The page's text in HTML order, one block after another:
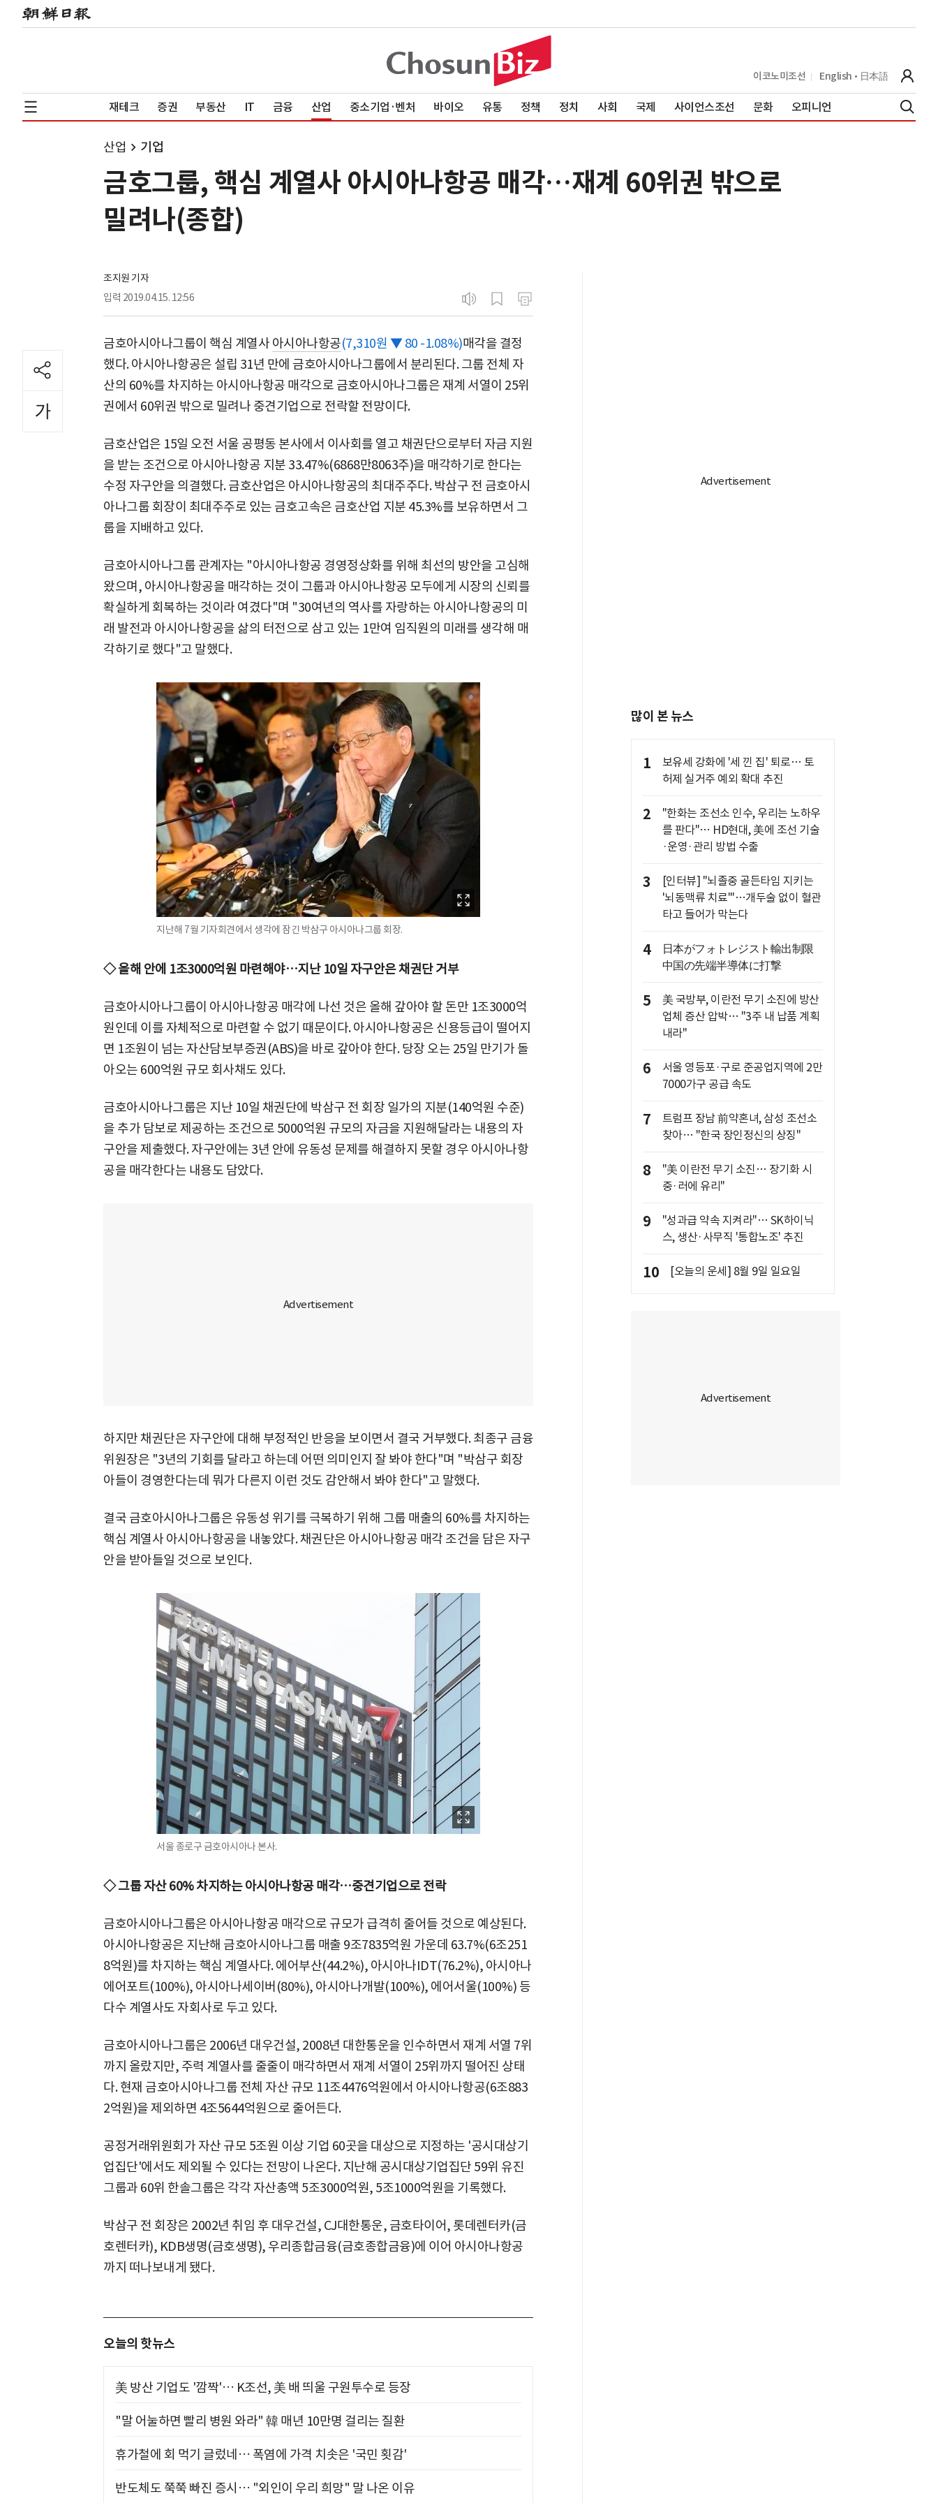
이코노미조선 English 日本語
재테크 증권 부동산 IT 금융 산업 중소기업·벤처 바이오 유통 정책 정치 사회 국제 사이언스조선 문화 오피니언
산업 기업
금호그룹, 핵심 계열사 아시아나항공 매각…재계 60위권 밖으로
밀려나(종합)
조지원 기자
입력 2019.04.15. 12:56
금호아시아나그룹이 핵심 계열사 아시아나항공(7,310원 ▼ 80 -1.08%)매각을 결정
했다. 아시아나항공은 설립 31년 만에 금호아시아나그룹에서 분리된다. 그룹 전체 자
산의 60%를 차지하는 아시아나항공 매각으로 금호아시아나그룹은 재계 서열이 25위
권에서 60위권 밖으로 밀려나 중견기업으로 전락할 전망이다.
금호산업은 15일 오전 서울 공평동 본사에서 이사회를 열고 채권단으로부터 자금 지원
을 받는 조건으로 아시아나항공 지분 33.47%(6868만8063주)을 매각하기로 한다는
수정 자구안을 의결했다. 금호산업은 아시아나항공의 최대주주다. 박삼구 전 금호아시
아나그룹 회장이 최대주주로 있는 금호고속은 금호산업 지분 45.3%를 보유하면서 그
룹을 지배하고 있다.
금호아시아나그룹 관계자는 "아시아나항공 경영정상화를 위해 최선의 방안을 고심해
왔으며, 아시아나항공을 매각하는 것이 그룹과 아시아나항공 모두에게 시장의 신뢰를
확실하게 회복하는 것이라 여겼다"며 "30여년의 역사를 자랑하는 아시아나항공의 미
래 발전과 아시아나항공을 삶의 터전으로 삼고 있는 1만여 임직원의 미래를 생각해 매
각하기로 했다"고 말했다.
지난해 7월 기자회견에서 생각에 잠긴 박삼구 아시아나그룹 회장.
◇ 올해 안에 1조3000억원 마련해야…지난 10일 자구안은 채권단 거부
금호아시아나그룹이 아시아나항공 매각에 나선 것은 올해 갚아야 할 돈만 1조3000억
원인데 이를 자체적으로 마련할 수 없기 때문이다. 아시아나항공은 신용등급이 떨어지
면 1조원이 넘는 자산담보부증권(ABS)을 바로 갚아야 한다. 당장 오는 25일 만기가 돌
아오는 600억원 규모 회사채도 있다.
금호아시아나그룹은 지난 10일 채권단에 박삼구 전 회장 일가의 지분(140억원 수준)
을 추가 담보로 제공하는 조건으로 5000억원 규모의 자금을 지원해달라는 내용의 자
구안을 제출했다. 자구안에는 3년 안에 유동성 문제를 해결하지 못할 경우 아시아나항
공을 매각한다는 내용도 담았다.
하지만 채권단은 자구안에 대해 부정적인 반응을 보이면서 결국 거부했다. 최종구 금융
위원장은 "3년의 기회를 달라고 하는데 어떤 의미인지 잘 봐야 한다"며 "박삼구 회장
아들이 경영한다는데 뭐가 다른지 이런 것도 감안해서 봐야 한다"고 말했다.
결국 금호아시아나그룹은 유동성 위기를 극복하기 위해 그룹 매출의 60%를 차지하는
핵심 계열사 아시아나항공을 내놓았다. 채권단은 아시아나항공 매각 조건을 담은 자구
안을 받아들일 것으로 보인다.
서울 종로구 금호아시아나 본사.
◇ 그룹 자산 60% 차지하는 아시아나항공 매각…중견기업으로 전락
금호아시아나그룹은 아시아나항공 매각으로 규모가 급격히 줄어들 것으로 예상된다.
아시아나항공은 지난해 금호아시아나그룹 매출 9조7835억원 가운데 63.7%(6조251
8억원)를 차지하는 핵심 계열사다. 에어부산(44.2%), 아시아나IDT(76.2%), 아시아나
에어포트(100%), 아시아나세이버(80%), 아시아나개발(100%), 에어서울(100%) 등
다수 계열사도 자회사로 두고 있다.
금호아시아나그룹은 2006년 대우건설, 2008년 대한통운을 인수하면서 재계 서열 7위
까지 올랐지만, 주력 계열사를 줄줄이 매각하면서 재계 서열이 25위까지 떨어진 상태
다. 현재 금호아시아나그룹 전체 자산 규모 11조4476억원에서 아시아나항공(6조883
2억원)을 제외하면 4조5644억원으로 줄어든다.
공정거래위원회가 자산 규모 5조원 이상 기업 60곳을 대상으로 지정하는 '공시대상기
업집단'에서도 제외될 수 있다는 전망이 나온다. 지난해 공시대상기업집단 59위 유진
그룹과 60위 한솔그룹은 각각 자산총액 5조3000억원, 5조1000억원을 기록했다.
박삼구 전 회장은 2002년 취임 후 대우건설, CJ대한통운, 금호타이어, 롯데렌터카(금
호렌터카), KDB생명(금호생명), 우리종합금융(금호종합금융)에 이어 아시아나항공
까지 떠나보내게 됐다.
오늘의 핫뉴스
美 방산 기업도 '깜짝'… K조선, 美 배 띄울 구원투수로 등장
"말 어눌하면 빨리 병원 와라" 韓 매년 10만명 걸리는 질환
휴가철에 회 먹기 글렀네… 폭염에 가격 치솟은 '국민 횟감'
반도체도 쭉쭉 빠진 증시… "외인이 우리 희망" 말 나온 이유
많이 본 뉴스
1
보유세 강화에 '세 낀 집' 퇴로… 토
허제 실거주 예외 확대 추진
2
"한화는 조선소 인수, 우리는 노하우
를 판다"… HD현대, 美에 조선 기술
·운영·관리 방법 수출
3
[인터뷰] "뇌졸중 골든타임 지키는
'뇌동맥류 치료'"…개두술 없이 혈관
타고 들어가 막는다
4
日本がフォトレジスト輸出制限
中国の先端半導体に打撃
5
美 국방부, 이란전 무기 소진에 방산
업체 증산 압박… "3주 내 납품 계획
내라"
6
서울 영등포·구로 준공업지역에 2만
7000가구 공급 속도
7
트럼프 장남 前약혼녀, 삼성 조선소
찾아… "한국 장인정신의 상징"
8
"美 이란전 무기 소진… 장기화 시
중·러에 유리"
9
"성과급 약속 지켜라"… SK하이닉
스, 생산·사무직 '통합노조' 추진
10 [오늘의 운세] 8월 9일 일요일